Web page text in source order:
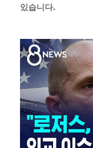
있습니다.